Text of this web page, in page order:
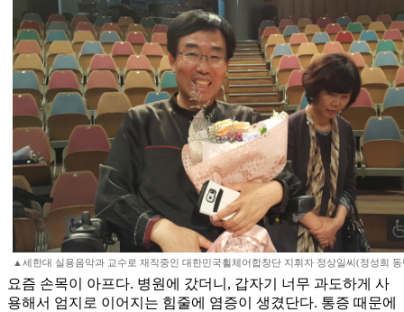
▲세한대 실용음악과 교수로 재직중인 대한민국휠체어합창단 지휘자 정상일씨(정성희
요즘 손목이 아프다. 병원에 갔더니, 갑자기 너무 과도하게 사
용해서 엄지로 이어지는 힘줄에 염증이 생겼단다. 통증 때문에